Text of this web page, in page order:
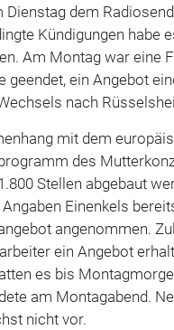
Dienstag dem
Kündigungen habe
Am Montag war eine
geendet, ein Angebot
nach
mit dem
des
Stellen abgebaut
Einenkels
angenommen.
ein Angebot
es bis
am Montagabend.
nicht vor.